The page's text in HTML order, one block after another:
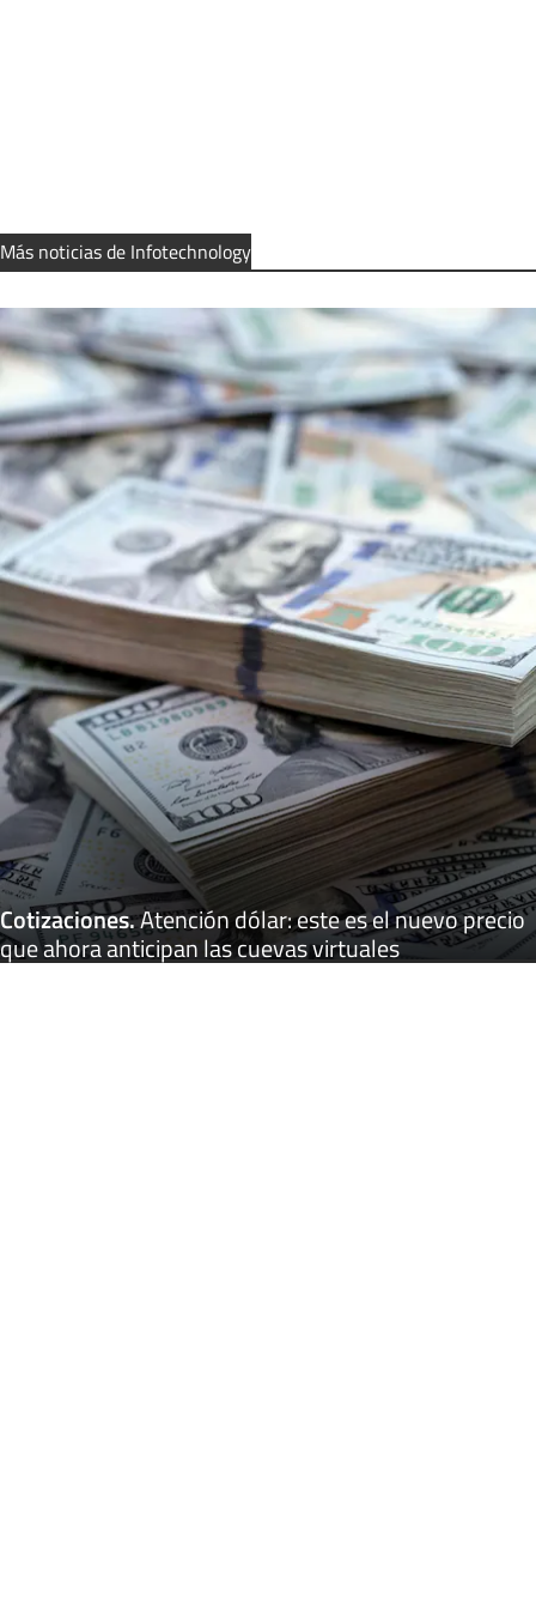
Más noticias de Infotechnology
Cotizaciones.Atención dólar: este es el nuevo precio
que ahora anticipan las cuevas virtuales